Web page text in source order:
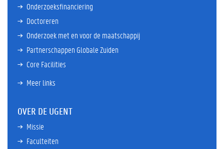
Onderzoeksfinanciering
Doctoreren
Onderzoek met en voor de maatschappij
Partnerschappen Globale Zuiden
Core Facilities
Meer links
OVER DE UGENT
Missie
Faculteiten